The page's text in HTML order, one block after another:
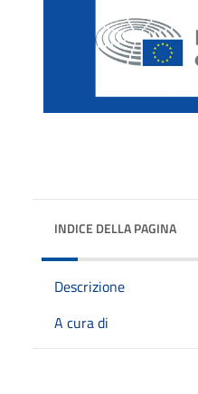
INDICE DELLA PAGINA
Descrizione
A cura di